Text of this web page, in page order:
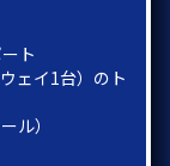
ト
ェイ1台）のト
ル）